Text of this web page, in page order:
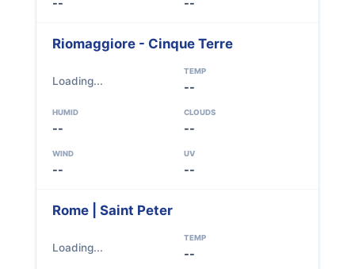
-- --
Riomaggiore - Cinque Terre
Loading...
TEMP
--
HUMID
--
CLOUDS
--
WIND
--
UV
--
Rome | Saint Peter
Loading...
TEMP
--